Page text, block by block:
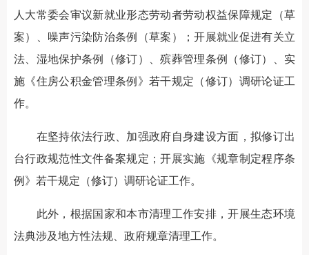
人大常委会审议新就业形态劳动者劳动权益保障规定（草
案）、噪声污染防治条例（草案）；开展就业促进有关立
法、湿地保护条例（修订）、殡葬管理条例（修订）、实
施《住房公积金管理条例》若干规定（修订）调研论证工
作。
在坚持依法行政、加强政府自身建设方面，拟修订出
台行政规范性文件备案规定；开展实施《规章制定程序条
例》若干规定（修订）调研论证工作。
此外，根据国家和本市清理工作安排，开展生态环境
法典涉及地方性法规、政府规章清理工作。